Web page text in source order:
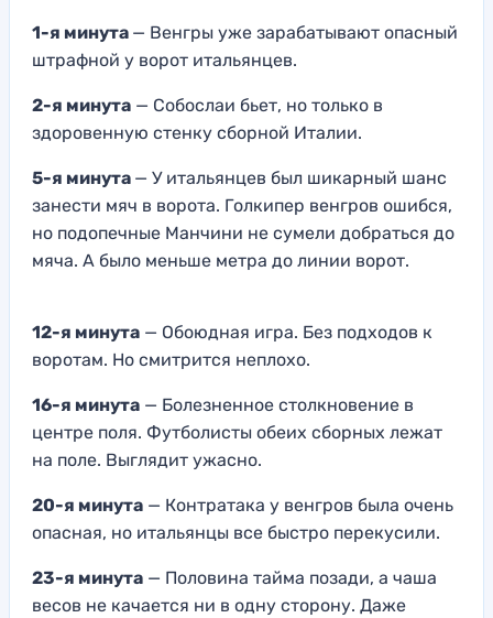
1-я минута — Венгры уже зарабатывают опасный
штрафной у ворот итальянцев.
2-я минута — Собослаи бьет, но только в
здоровенную стенку сборной Италии.
5-я минута — У итальянцев был шикарный шанс
занести мяч в ворота. Голкипер венгров ошибся,
но подопечные Манчини не сумели добраться до
мяча. А было меньше метра до линии ворот.
12-я минута — Обоюдная игра. Без подходов к
воротам. Но смитрится неплохо.
16-я минута — Болезненное столкновение в
центре поля. Футболисты обеих сборных лежат
на поле. Выглядит ужасно.
20-я минута — Контратака у венгров была очень
опасная, но итальянцы все быстро перекусили.
23-я минута — Половина тайма позади, а чаша
весов не качается ни в одну сторону. Даже